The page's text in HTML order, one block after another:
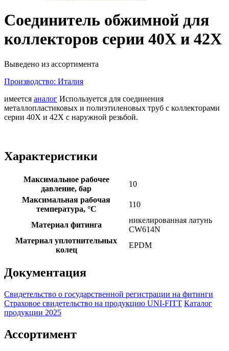
Соединитель обжимной для
коллекторов серии 40Х и 42Х
Выведено из ассортимента
Производство: Италия
имеется аналог Используется для соединения
металлопластиковых и полиэтиленовых труб с коллекторами
серии 40Х и 42Х с наружной резьбой.
Характеристики
Максимальное рабочее
давление, бар
10
Максимальная рабочая
температура, °С
110
Материал фитинга
никелированная латунь
CW614N
Материал уплотнительных
колец
EPDM
Документация
Свидетельство о государственной регистрации на фитинги
Страховое свидетельство на продукцию UNI-FITT Каталог
продукции 2025
Ассортимент